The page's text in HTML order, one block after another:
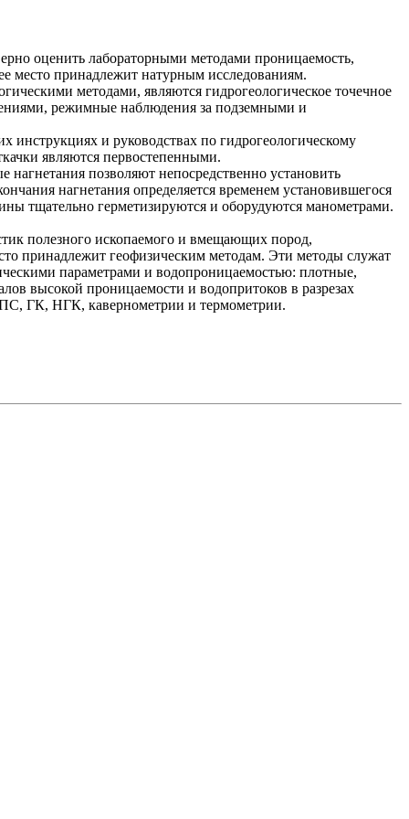
оценить лабораторными методами проницаемость,
место принадлежит натурным исследованиям.
методами, являются гидрогеологическое точечное
режимные наблюдения за подземными и
и руководствах по гидрогеологическому
являются первостепенными.
позволяют непосредственно установить
нагнетания определяется временем установившегося
тщательно герметизируются и оборудуются манометрами.
полезного ископаемого и вмещающих пород,
принадлежит геофизическим методам. Эти методы служат
параметрами и водопроницаемостью: плотные,
высокой проницаемости и водопритоков в разрезах
ГК, НГК, кавернометрии и термометрии.